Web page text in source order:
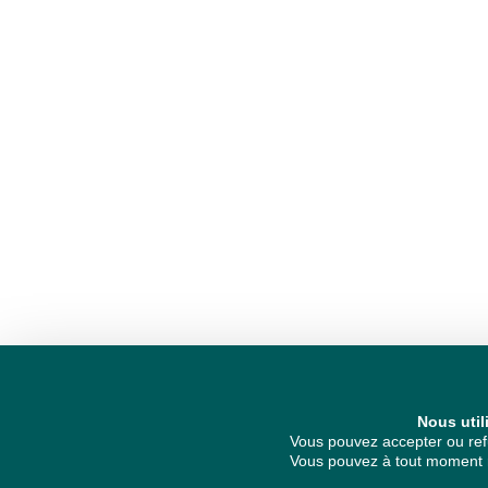
Nous
Vous pouvez accepter ou
Vous pouvez à tout